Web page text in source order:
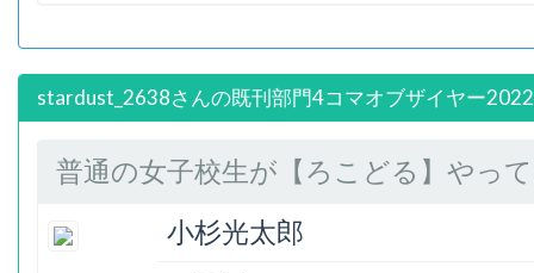
stardust_2638さんの既刊部門4コマオブザイヤー
普通の女子校生が【ろこどる】やっ
小杉光太郎